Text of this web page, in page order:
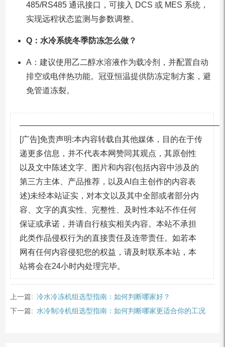
485/RS485 通讯接口，可接入 DCS 或 MES 系统，
实现远程状态监测与参数调整。
Q：水冷系统冬季防冻怎么做？
A：建议使用乙二醇水溶液作为载冷剂，并配置自动
排空或电伴热功能。冠亚恒温提供防冻定制方案，避
免管道冻裂。
[广告]免责声明:本内容转载自其他媒体，目的在于传
递更多信息，并不代表本网赞同其观点，其原创性
以及文中陈述文字、图片和内容(包括内容中涉及的
第三方主体、产品推荐，以及AI自主创作的内容表
述)未经本站证实，对本文以及其中全部或者部分内
容、文字的真实性、完整性、及时性本站不作任何
保证或承诺，并请自行核实相关内容。本站不承担
此类作品侵权行为的直接责任及连带责任。如若本
网有任何内容侵犯您的权益，请及时联系本站，本
站将会在24小时内处理完毕。
上一篇: 冷水冷冻机组选型指南：如何判断哪家好？
下一篇: 水冷制冷机组选型指南：如何判断哪家更适合你的工况